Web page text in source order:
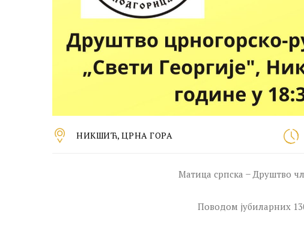
НИКШИЋ, ЦРНА ГОРА
Матица српска ̶ Друштво
Поводом јубиларних